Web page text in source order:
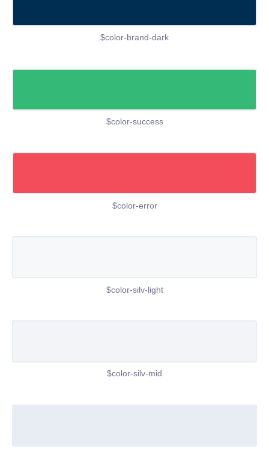
$color-brand-dark
$color-success
$color-error
$color-silv-light
$color-silv-mid